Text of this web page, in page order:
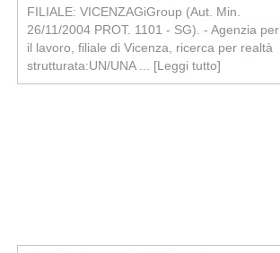
FILIALE: VICENZAGiGroup (Aut. Min.
26/11/2004 PROT. 1101 - SG). - Agenzia per
il lavoro, filiale di Vicenza, ricerca per realtà
strutturata:UN/UNA ... [Leggi tutto]